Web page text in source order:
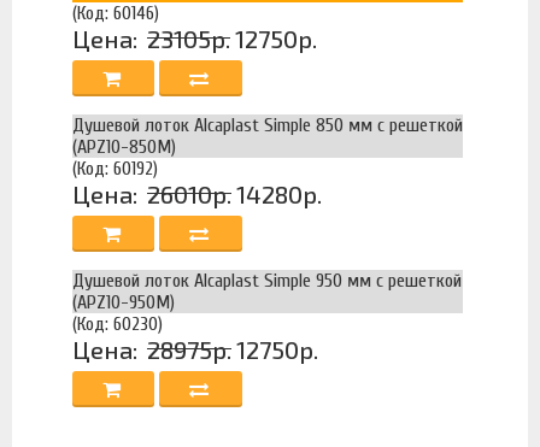
(Код: 60146)
Цена: 23105р.12750р.
Душевой лоток Alcaplast Simple 850 мм с решеткой
(APZ10-850М)
(Код: 60192)
Цена: 26010р.14280р.
Душевой лоток Alcaplast Simple 950 мм с решеткой
(APZ10-950М)
(Код: 60230)
Цена: 28975р.12750р.